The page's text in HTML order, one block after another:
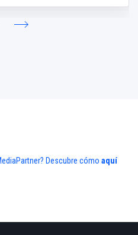
Descubre cómo aquí